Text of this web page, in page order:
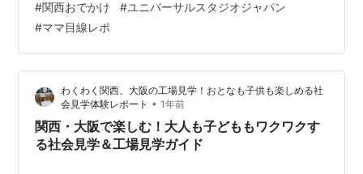
る日、特に予定もなく、夫はお仕事。「じゃあ私だけが
年パスを持ってるUSJ行っちゃう？」ということで、思
い切って決行。 しかも3歳って、まだパスポート代が無
料！行くなら今しかないでしょ…
#関西おでかけ #ユニバーサルスタジオジャパン
#ママ目線レポ
わくわく関西、大阪の工場見学！おとなも子供も楽しめる社
会見学体験レポート • 1年前
関西・大阪で楽しむ！大人も子どももワクワクす
る社会見学＆工場見学ガイド